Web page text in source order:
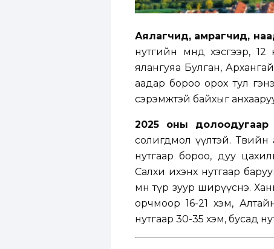
Аялагчид, амрагчид,
нутгийн өмнөд хэсгээр,
ялангуяа Булган,
аадар бороо орох тул
сэрэмжтэй байхыг
2025 оны долоодугаар
солигдмол үүлтэй.
нутгаар бороо, дуу
Салхи ихэнх нутгаар
өмнө түр зуур ширүүснэ.
орчмоор 16-21 хэм,
нутгаар 30-35 хэм, бусад